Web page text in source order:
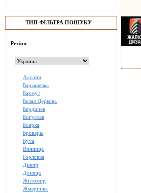
ТИП ФІЛЬТРА ПОШУКУ
Регіон
Алушта
Барышевка
Бахмут
Белая Церковь
Бердичев
Богуслав
Боярка
Бровары
Буча
Винница
Горловка
Днепр
Донецк
Житомир
Жмеринка